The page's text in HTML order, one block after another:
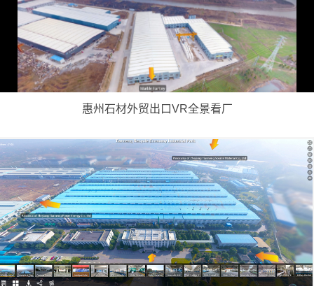
惠州石材外贸出口VR全景看厂